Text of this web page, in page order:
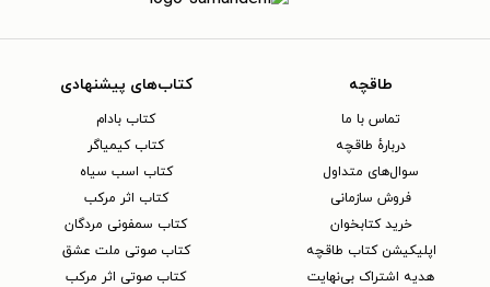
طاقچه
تماس با ما
دربارهٔ طاقچه
سوال‌های متداول
فروش سازمانی
خرید کتابخوان
اپلیکیشن کتاب طاقچه
هدیه اشتراک بی‌نهایت
کتاب‌های پیشنهادی
کتاب بادام
کتاب کیمیاگر
کتاب اسب سیاه
کتاب اثر مرکب
کتاب سمفونی مردگان
کتاب صوتی ملت عشق
کتاب صوتی اثر مرکب